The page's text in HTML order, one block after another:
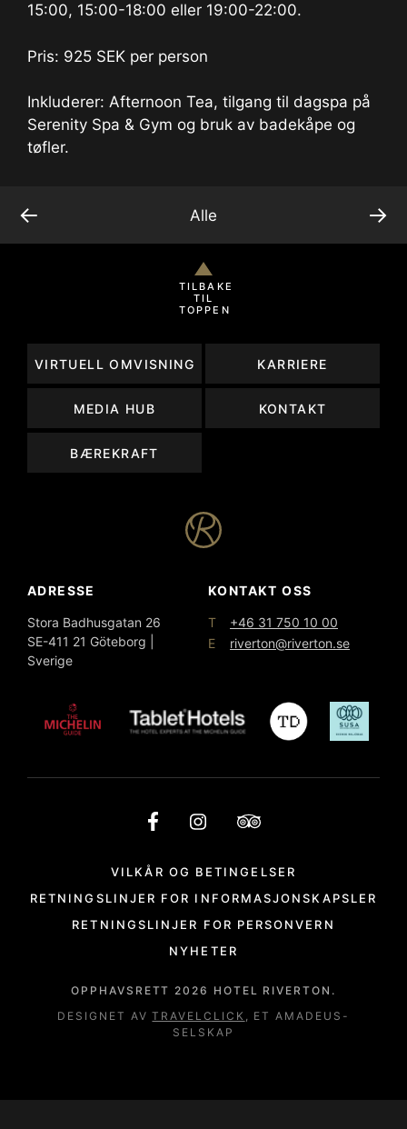
15:00, 15:00-18:00 eller 19:00-22:00.
Pris: 925 SEK per person
Inkluderer: Afternoon Tea, tilgang til dagspa på
Serenity Spa & Gym og bruk av badekåpe og
tøfler.
← →
Alle
TILBAKE
TIL
TOPPEN
VIRTUELL OMVISNING KARRIERE
MEDIA HUB KONTAKT
BÆREKRAFT
ADRESSE
Stora Badhusgatan 26
SE-411 21 Göteborg |
Sverige
KONTAKT OSS
T
+46 31 750 10 00
E
riverton@riverton.se
VILKÅR OG BETINGELSER
RETNINGSLINJER FOR INFORMASJONSKAPSLER
RETNINGSLINJER FOR PERSONVERN
NYHETER
OPPHAVSRETT2026 HOTEL RIVERTON.
DESIGNET AVTRAVELCLICK , ET AMADEUS-
SELSKAP